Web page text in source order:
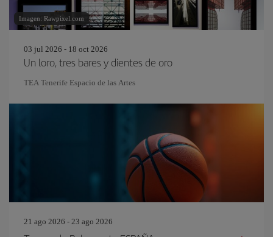
Imagen: Rawpixel.com
03 jul 2026 - 18 oct 2026
Un loro, tres bares y dientes de oro
TEA Tenerife Espacio de las Artes
21 ago 2026 - 23 ago 2026